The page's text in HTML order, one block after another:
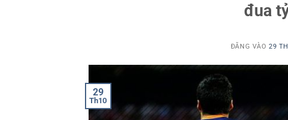
đua
ĐĂNG VÀO 29
29
Th10